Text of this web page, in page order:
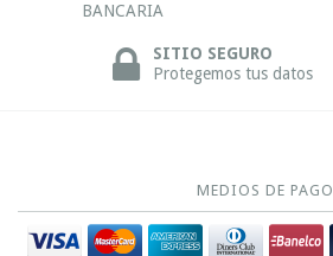
BANCARIA
SITIO SEGURO
Protegemos tus datos
MEDIOS DE PAGO